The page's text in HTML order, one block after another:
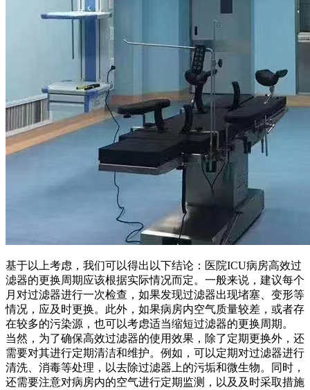
基于以上考虑，我们可以得出以下结论：医院ICU病房高效过
滤器的更换周期应该根据实际情况而定。一般来说，建议每个
月对过滤器进行一次检查，如果发现过滤器出现堵塞、变形等
情况，应及时更换。此外，如果病房内空气质量较差，或者存
在较多的污染源，也可以考虑适当缩短过滤器的更换周期。
当然，为了确保高效过滤器的使用效果，除了定期更换外，还
需要对其进行定期清洁和维护。例如，可以定期对过滤器进行
清洗、消毒等处理，以去除过滤器上的污垢和微生物。同时，
还需要注意对病房内的空气进行定期监测，以及及时采取措施